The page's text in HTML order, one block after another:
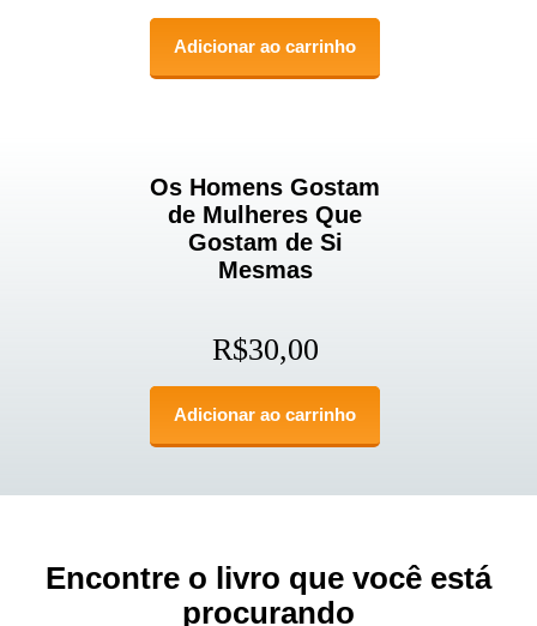
Adicionar ao carrinho
Os Homens Gostam
de Mulheres Que
Gostam de Si
Mesmas
R$30,00
Adicionar ao carrinho
Encontre o livro que você está
procurando